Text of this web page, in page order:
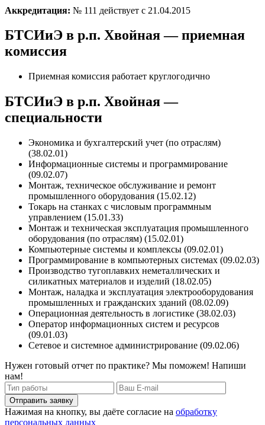
Аккредитация: № 111 действует с 21.04.2015
БТСИиЭ в р.п. Хвойная — приемная
комиссия
Приемная комиссия работает круглогодично
БТСИиЭ в р.п. Хвойная —
специальности
Экономика и бухгалтерский учет (по отраслям)
(38.02.01)
Информационные системы и программирование
(09.02.07)
Монтаж, техническое обслуживание и ремонт
промышленного оборудования (15.02.12)
Токарь на станках с числовым программным
управлением (15.01.33)
Монтаж и техническая эксплуатация промышленного
оборудования (по отраслям) (15.02.01)
Компьютерные системы и комплексы (09.02.01)
Программирование в компьютерных системах (09.02.03)
Производство тугоплавких неметаллических и
силикатных материалов и изделий (18.02.05)
Монтаж, наладка и эксплуатация электрооборудования
промышленных и гражданских зданий (08.02.09)
Операционная деятельность в логистике (38.02.03)
Оператор информационных систем и ресурсов
(09.01.03)
Сетевое и системное администрирование (09.02.06)
Нужен готовый отчет по практике? Мы поможем! Напиши
нам!
Отправить заявку
Нажимая на кнопку, вы даёте согласие на обработку
персональных данных